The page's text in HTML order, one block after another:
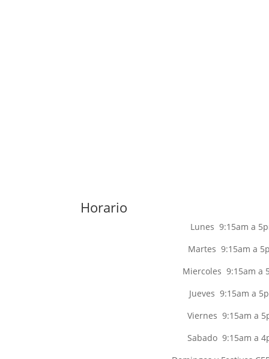
Horario
Lunes 9:15am a
Martes 9:15am a
Miercoles 9:15am a
Jueves 9:15am a
Viernes 9:15am a
Sabado 9:15am a